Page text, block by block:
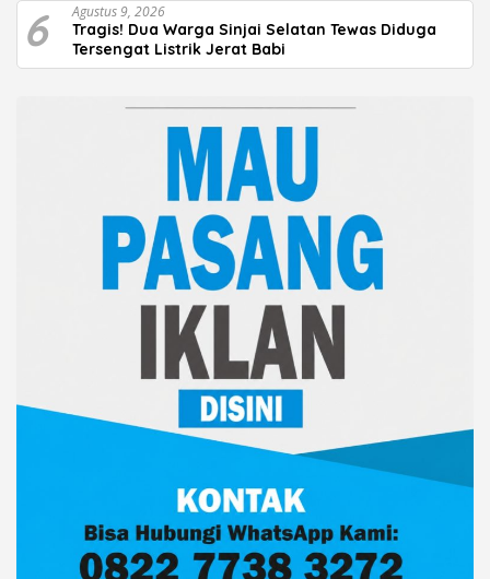
6 Agustus 9, 2026
Tragis! Dua Warga Sinjai Selatan Tewas Diduga
Tersengat Listrik Jerat Babi